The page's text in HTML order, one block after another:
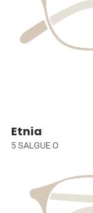
Etnia
5 SALGUE O